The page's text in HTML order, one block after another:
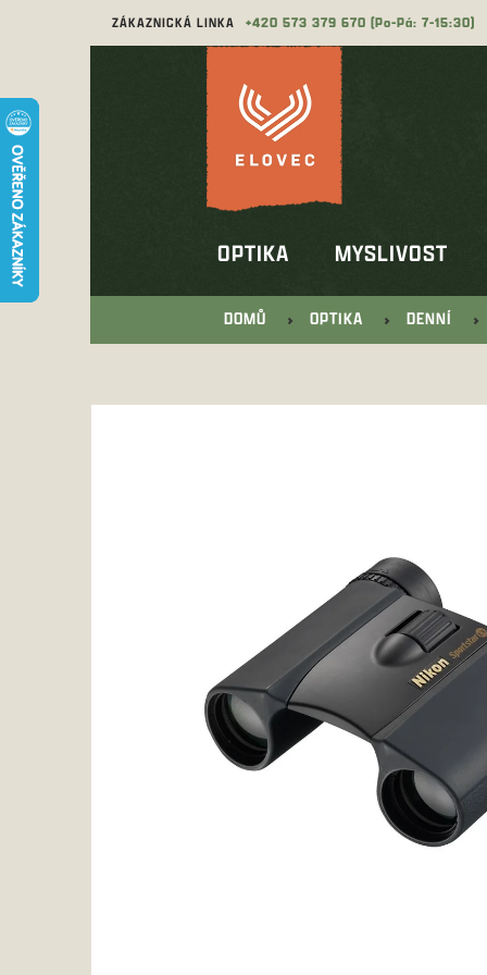
ZÁKAZNICKÁ LINKA 573 379 670
OPTIKA MYSLIVOST
DOMŮ OPTIKA DENNÍ